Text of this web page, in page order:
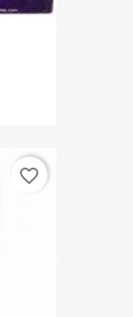
favorite_border